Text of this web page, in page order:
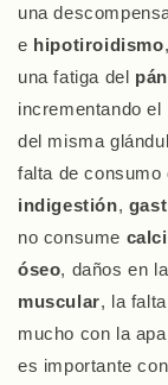
una
e hipotiroidismo
una fatiga del
incrementando
del misma
falta de consumo
indigestión,
no consume
óseo, daños en
muscular, la
mucho con la
es importante